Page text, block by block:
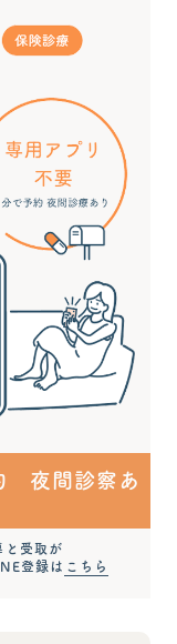
夜間診察あ
と受取が
登録は こちら